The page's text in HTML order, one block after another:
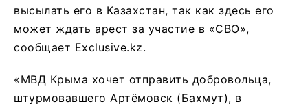
высылать его в Казахстан, так как здесь его
может ждать арест за участие в «СВО»,
сообщает Exclusive.kz.
«МВД Крыма хочет отправить добровольца,
штурмовавшего Артёмовск (Бахмут), в